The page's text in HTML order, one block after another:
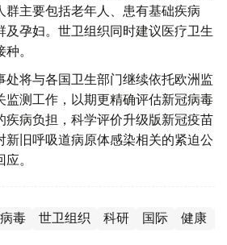
群主要包括老年人、患有基础疾病
及孕妇。世卫组织同时建议医疗卫生
。
处将与各国卫生部门继续依托欧洲监
监测工作，以期更精确评估新冠病毒
疾病负担，科学评价升级版新冠疫苗
新旧呼吸道病原体感染相关的紧迫公
。
毒 世卫组织 科研 国际 健康